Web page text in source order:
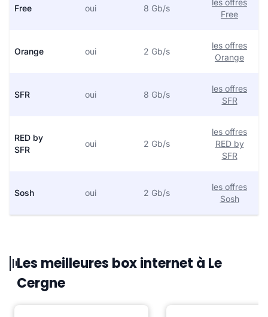
Free oui 8 Gb/s
les offres
Free
Orange oui 2 Gb/s
les offres
Orange
SFR oui 8 Gb/s
les offres
SFR
RED by
SFR
oui 2 Gb/s
les offres
RED by
SFR
Sosh oui 2 Gb/s
les offres
Sosh
Les meilleures box internet à Le
Cergne